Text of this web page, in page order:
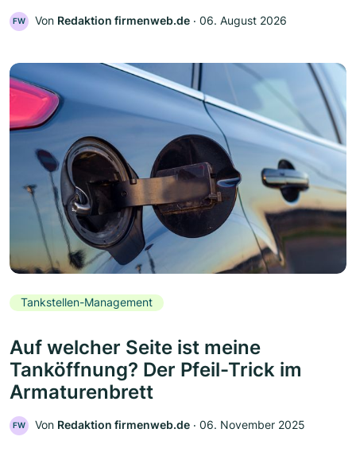
FW Von Redaktion firmenweb.de ‧ 06. August 2026
Tankstellen-Management
Auf welcher Seite ist meine
Tanköffnung? Der Pfeil-Trick im
Armaturenbrett
FW Von Redaktion firmenweb.de ‧ 06. November 2025